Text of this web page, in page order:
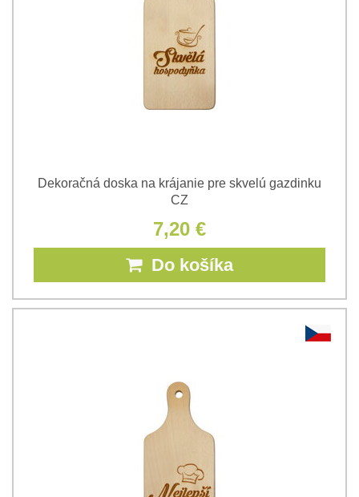
Dekoračná doska na krájanie pre skvelú gazdinku
CZ
7,20 €
Do košíka